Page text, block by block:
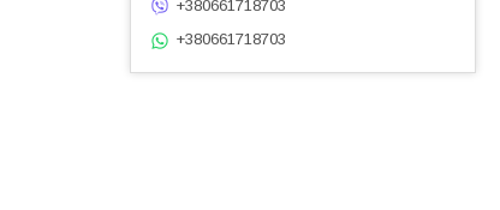
+380661718703
+380661718703